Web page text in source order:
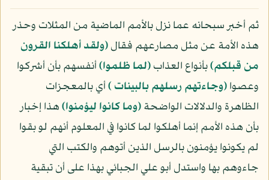
ثم أخبر سبحانه عما نزل بالأمم الماضية من المثلات وحذر
هذه الأمة عن مثل مصارعهم فقال﴿ولقد أهلكنا القرون
من قبلكم﴾بأنواع العذاب﴿لما ظلموا﴾أنفسهم بأن أشركوا
وعصوا﴿وجاءتهم رسلهم بالبينات ﴾أي بالمعجزات
الظاهرة والدلالات الواضحة﴿وما كانوا ليؤمنوا﴾هذا إخبار
بأن هذه الأمم إنما أهلكوا لما كانوا في المعلوم أنهم لو بقوا
لم يكونوا يؤمنون بالرسل الذين أتوهم والكتب التي
جاءوهم بها واستدل أبو علي الجبائي بهذا على أن تبقية